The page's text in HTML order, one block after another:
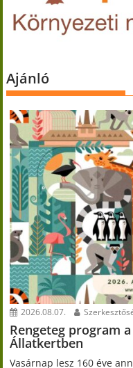
Ajánló
2026.08.07.
Rengeteg program
Állatkertben
Vasárnap lesz 160 éve